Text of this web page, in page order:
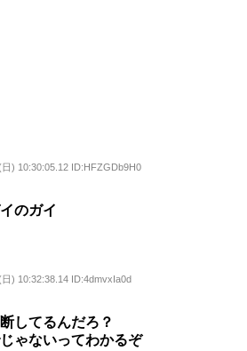
) 10:30:05.12 ID:HFZGDb9H0
のガイ
) 10:32:38.14 ID:4dmvxIa0d
してるんだろ？
ゃないってわかるぞ